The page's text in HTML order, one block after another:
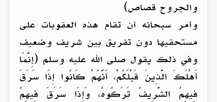
والجروح قصاص)
وأمر سبحانه أن تقام هذه العقوبات على
مستحقيها دون تفريق بين شريف وضعيف
وفي ذلك يقول صلى الله عليه وسلم (إِنَّمَا
أَهْلَكَ الَّذِينَ قَبْلَكُمْ، أَنَّهُمْ كَانُوا إِذَا سَرَقَ
فِيهِمُ الشَّرِيفُ تَرَكُوهُ، وَإِذَا سَرَقَ فِيهِمُ